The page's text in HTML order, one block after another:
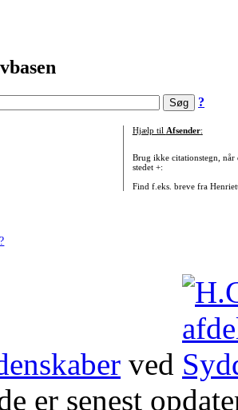
?
?
Hjælp til Afsender:
Brug ikke citationstegn, når
stedet +:
Find f.eks. breve fra
ved
er senest